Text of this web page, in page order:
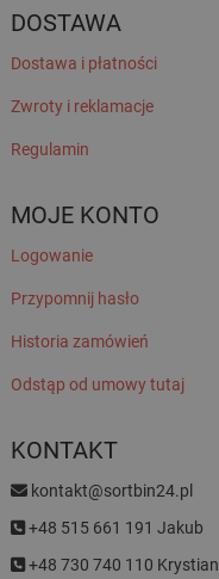
DOSTAWA
Dostawa i płatności
Zwroty i reklamacje
Regulamin
MOJE KONTO
Logowanie
Przypomnij hasło
Historia zamówień
Odstąp od umowy tutaj
KONTAKT
kontakt@sortbin24.pl
+48 515 661 191 Jakub
+48 730 740 110 Krystian